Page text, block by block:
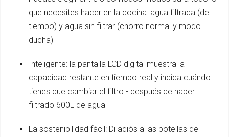
que necesites hacer en la cocina: agua filtrada (del
tiempo) y agua sin filtrar (chorro normal y modo
ducha)
Inteligente: la pantalla LCD digital muestra la
capacidad restante en tiempo real y indica cuándo
tienes que cambiar el filtro - después de haber
filtrado 600L de agua
La sostenibilidad fácil: Di adiós a las botellas de